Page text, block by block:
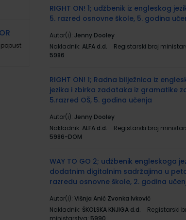
RIGHT ON! 1; udžbenik iz engleskog
5. razred osnovne škole, 5. godina
Autor(i): Jenny Dooley
Nakladnik: ALFA d.d.
Registarski broj
5986
RIGHT ON! 1; Radna bilježnica iz
jezika i zbirka zadataka iz gramatike
5.razred OŠ, 5. godina učenja
Autor(i): Jenny Dooley
Nakladnik: ALFA d.d.
Registarski broj
5986-DOM
WAY TO GO 2; udžbenik engleskoga
dodatnim digitalnim sadržajima u
razredu osnovne škole, 2. godina
Autor(i): Višnja Anić Zvonka Ivković
Nakladnik: ŠKOLSKA KNJIGA d.d.
Registarski
ministarstva: 5990